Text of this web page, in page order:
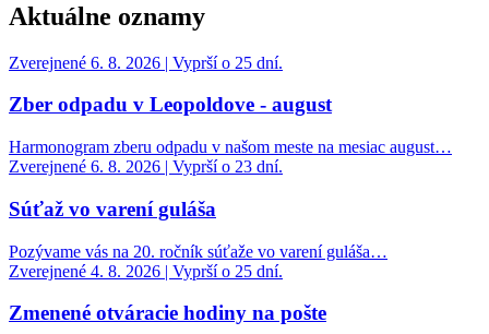
Aktuálne oznamy
Zverejnené 6. 8. 2026 | Vyprší o 25 dní.
Zber odpadu v Leopoldove - august
Harmonogram zberu odpadu v našom meste na mesiac august…
Zverejnené 6. 8. 2026 | Vyprší o 23 dní.
Súťaž vo varení guláša
Pozývame vás na 20. ročník súťaže vo varení guláša…
Zverejnené 4. 8. 2026 | Vyprší o 25 dní.
Zmenené otváracie hodiny na pošte